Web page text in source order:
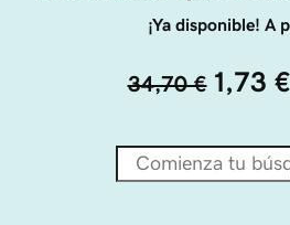
¡Ya disponible! A
34,70 € 1,73 €